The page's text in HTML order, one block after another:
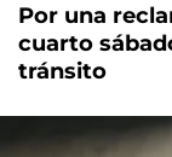
Por una
cuarto
tránsito